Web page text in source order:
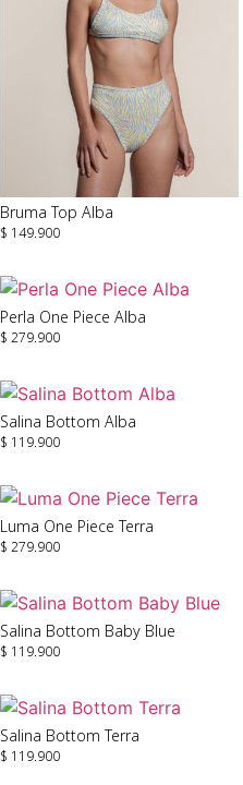
Bruma Top Alba
$ 149.900
Perla One Piece Alba
$ 279.900
Salina Bottom Alba
$ 119.900
Luma One Piece Terra
$ 279.900
Salina Bottom Baby Blue
$ 119.900
Salina Bottom Terra
$ 119.900